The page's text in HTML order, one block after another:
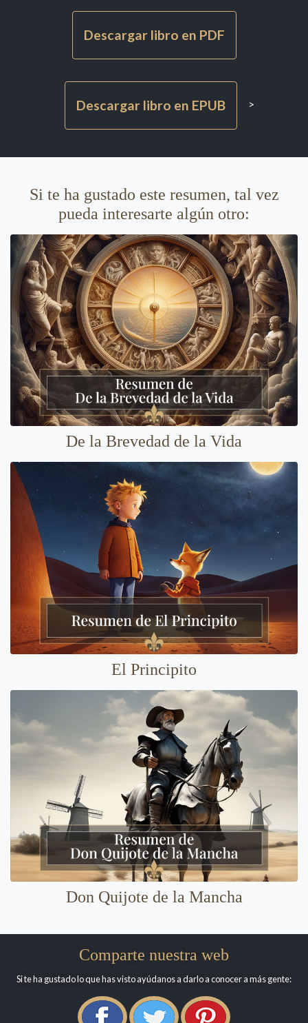
Descargar libro en PDF
Descargar libro en EPUB >
Si te ha gustado este resumen, tal vez
pueda interesarte algún otro:
De la Brevedad de la Vida
El Principito
Don Quijote de la Mancha
Comparte nuestra web
Si te ha gustado lo que has visto ayúdanos a darlo a conocer a más gente: